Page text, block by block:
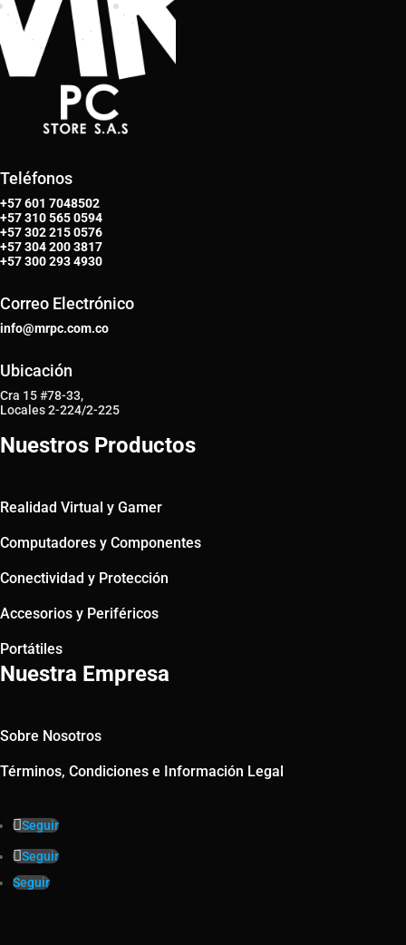
Teléfonos
+57 601 7048502
+57310 565 0594
+57302 215 0576
+57304 200 3817
+57300 293 4930
Correo Electrónico
info@mrpc.com.co
Ubicación
Cra 15 #78-33,
Locales 2-224/2-225
Nuestros Productos
Realidad Virtual y Gamer
Computadores y Componentes
Conectividad y Protección
Accesorios y Periféricos
Portátiles
Nuestra Empresa
Sobre Nosotros
Términos, Condiciones e Información Legal
Seguir
Seguir
Seguir